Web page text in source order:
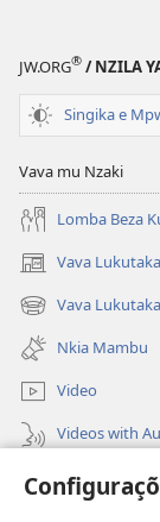
JW.ORG® / NZILA
Singika e
Vava mu Nzaki
Lomba Beza
Vava
(opens
new
window)
Vava
(opens
new
window)
Nkia Mambu
Video
Videos with
Vavulula